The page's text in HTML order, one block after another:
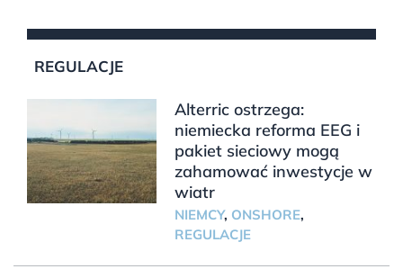
REGULACJE
Alterric ostrzega:
niemiecka reforma EEG i
pakiet sieciowy mogą
zahamować inwestycje w
wiatr
NIEMCY, ONSHORE,
REGULACJE